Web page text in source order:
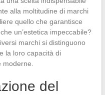
alla moltitudine di marchi
quello che garantisce
un’estetica impeccabile?
marchi si distinguono
la loro capacità di
del